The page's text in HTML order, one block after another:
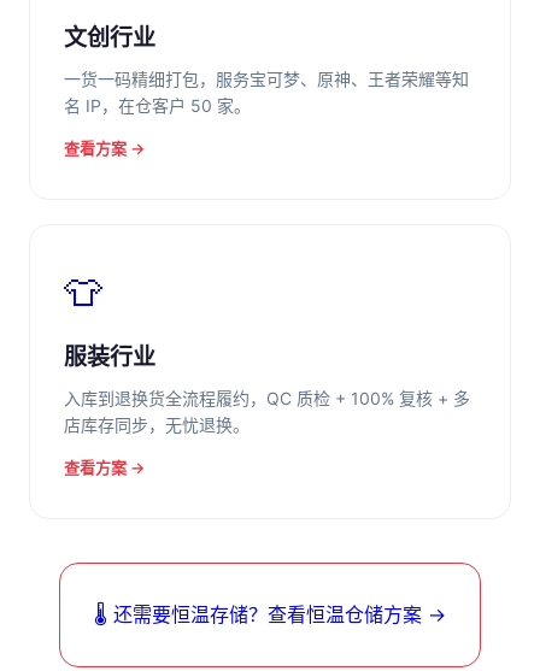
文创行业
一货一码精细打包，服务宝可梦、原神、王者荣耀等知
名 IP，在仓客户 50 家。
查看方案 →
👕
服装行业
入库到退换货全流程履约，QC 质检 + 100% 复核 + 多
店库存同步，无忧退换。
查看方案 →
🌡️ 还需要恒温存储？查看恒温仓储方案 →